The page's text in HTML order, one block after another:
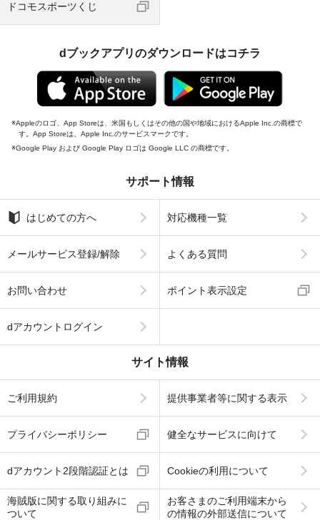
ドコモスポーツくじ
dブックアプリのダウンロードはコチラ
Appleのロゴ、App Storeは、米国もしくはその他の国や地域におけるApple Inc.の商標で
す。App Storeは、Apple Inc.のサービスマークです。
Google Play および Google Play ロゴは Google LLC の商標です。
サポート情報
はじめての方へ 対応機種一覧
メールサービス登録/解除 よくある質問
お問い合わせ ポイント表示設定
dアカウントログイン
サイト情報
ご利用規約 提供事業者等に関する表示
プライバシーポリシー 健全なサービスに向けて
dアカウント2段階認証とは Cookieの利用について
海賊版に関する取り組みに
ついて
お客さまのご利用端末から
の情報の外部送信について